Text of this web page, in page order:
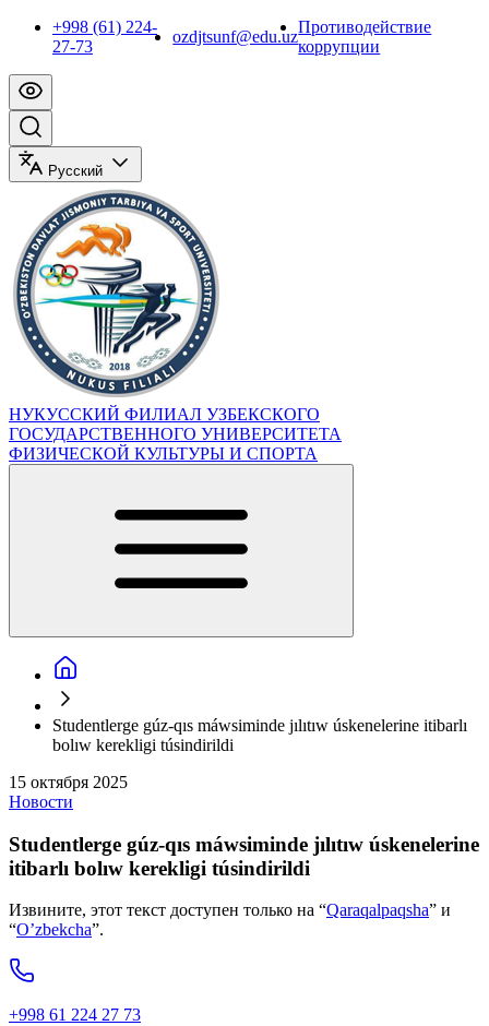
+998 (61) 224-
27-73
ozdjtsunf@edu.uz
Противодействие
коррупции
Русский
НУКУССКИЙ ФИЛИАЛ УЗБЕКСКОГО
ГОСУДАРСТВЕННОГО УНИВЕРСИТЕТА
ФИЗИЧЕСКОЙ КУЛЬТУРЫ И СПОРТА
Studentlerge gúz-qıs máwsiminde jılıtıw úskenelerine itibarlı
bolıw kerekligi túsindirildi
15 октября 2025
Новости
Studentlerge gúz-qıs máwsiminde jılıtıw úskenelerine
itibarlı bolıw kerekligi túsindirildi
Извините, этот текст доступен только на “Qaraqalpaqsha” и
“O’zbekcha”.
+998 61 224 27 73